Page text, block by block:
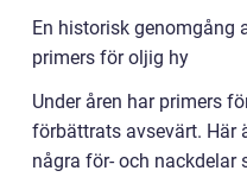
En historisk genomgång
primers för oljig hy
Under åren har primers
förbättrats avsevärt. Här
några för- och